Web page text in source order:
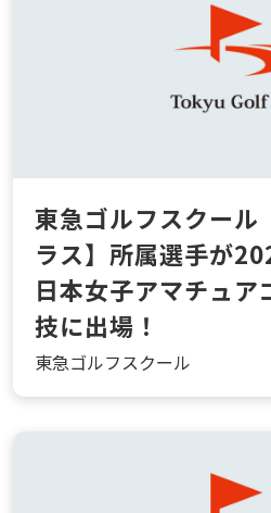
東急ゴルフスクール
ラス】所属選手が
日本女子アマチュア
技に出場！
東急ゴルフスクール